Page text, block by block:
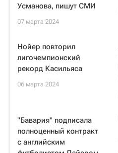
Усманова, пишут СМИ
07 марта 2024
Нойер повторил
лигочемпионский
рекорд Касильяса
06 марта 2024
"Бавария" подписала
полноценный контракт
с английским